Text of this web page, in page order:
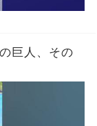
巨人、その